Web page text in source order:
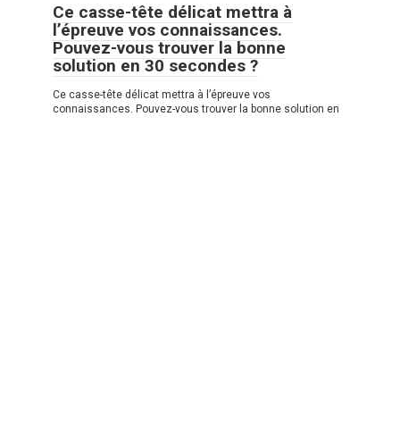
Ce casse-tête délicat mettra à
l’épreuve vos connaissances.
Pouvez-vous trouver la bonne
solution en 30 secondes ?
Ce casse-tête délicat mettra à l’épreuve vos
connaissances. Pouvez-vous trouver la bonne solution en